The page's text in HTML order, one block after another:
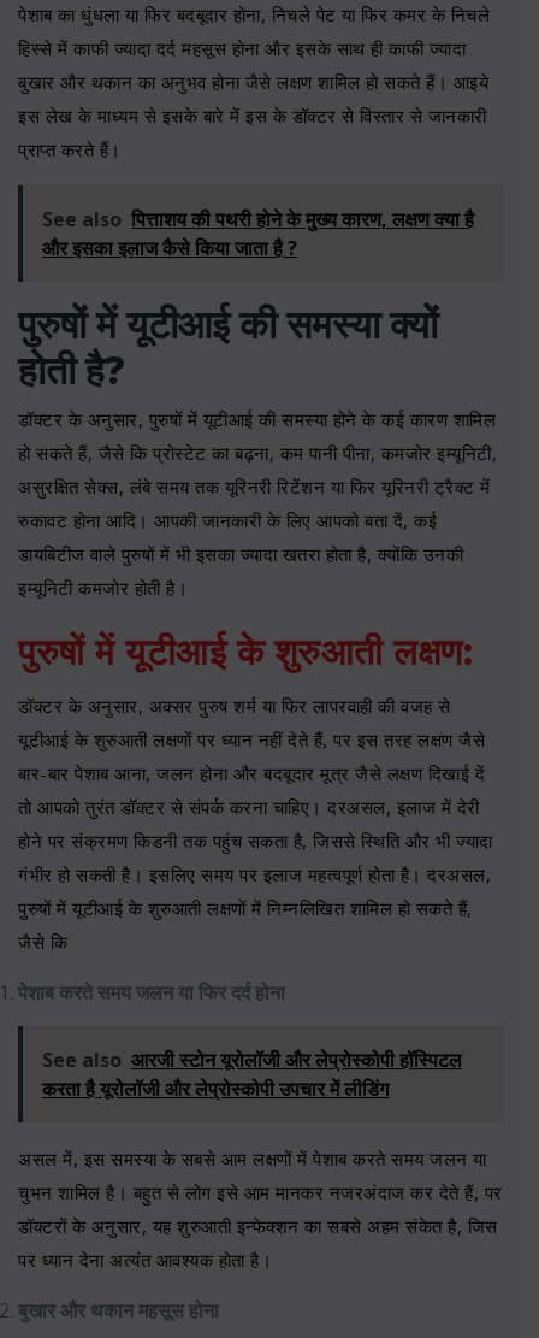
पेशाब का धुंधला या फिर बदबूदार होना, निचले पेट या फिर कमर के निचले
हिस्से में काफी ज्यादा दर्द महसूस होना और इसके साथ ही काफी ज्यादा
बुखार और थकान का अनुभव होना जैसे लक्षण शामिल हो सकते हैं। आइये
इस लेख के माध्यम से इसके बारे में इस के डॉक्टर से विस्तार से जानकारी
प्राप्त करते हैं।
See also पित्ताशय की पथरी होने के मुख्य कारण, लक्षण क्या है
और इसका इलाज कैसे किया जाता है ?
पुरुषों में यूटीआई की समस्या क्यों
होती है?
डॉक्टर के अनुसार, पुरुषों में यूटीआई की समस्या होने के कई कारण शामिल
हो सकते हैं, जैसे कि प्रोस्टेट का बढ़ना, कम पानी पीना, कमजोर इम्यूनिटी,
असुरक्षित सेक्स, लंबे समय तक यूरिनरी रिटेंशन या फिर यूरिनरी ट्रैक्ट में
रुकावट होना आदि। आपकी जानकारी के लिए आपको बता दें, कई
डायबिटीज वाले पुरुषों में भी इसका ज्यादा खतरा होता है, क्योंकि उनकी
इम्यूनिटी कमजोर होती है।
पुरुषों में यूटीआई के शुरुआती लक्षण:
डॉक्टर के अनुसार, अक्सर पुरुष शर्म या फिर लापरवाही की वजह से
यूटीआई के शुरुआती लक्षणों पर ध्यान नहीं देते हैं, पर इस तरह लक्षण जैसे
बार-बार पेशाब आना, जलन होना और बदबूदार मूत्र जैसे लक्षण दिखाई दें
तो आपको तुरंत डॉक्टर से संपर्क करना चाहिए। दरअसल, इलाज में देरी
होने पर संक्रमण किडनी तक पहुंच सकता है, जिससे स्थिति और भी ज्यादा
गंभीर हो सकती है। इसलिए समय पर इलाज महत्वपूर्ण होता है। दरअसल,
पुरुषों में यूटीआई के शुरुआती लक्षणों में निम्नलिखित शामिल हो सकते हैं,
जैसे कि
पेशाब करते समय जलन या फिर दर्द होना
See also आरजी स्टोन यूरोलॉजी और लेप्रोस्कोपी हॉस्पिटल
करता है यूरोलॉजी और लेप्रोस्कोपी उपचार में लीडिंग
असल में, इस समस्या के सबसे आम लक्षणों में पेशाब करते समय जलन या
चुभन शामिल है। बहुत से लोग इसे आम मानकर नजरअंदाज कर देते हैं, पर
डॉक्टरों के अनुसार, यह शुरुआती इन्फेक्शन का सबसे अहम संकेत है, जिस
पर ध्यान देना अत्यंत आवश्यक होता है।
बुखार और थकान महसूस होना